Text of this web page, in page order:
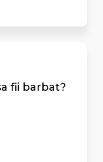
fii barbat?